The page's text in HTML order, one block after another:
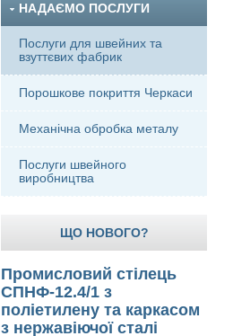
НАДАЄМО ПОСЛУГИ
Послуги для швейних та
взуттєвих фабрик
Порошкове покриття Черкаси
Механічна обробка металу
Послуги швейного
виробництва
ЩО НОВОГО?
Промисловий стілець
СПНФ-12.4/1 з
поліетилену та каркасом
з нержавіючої сталі